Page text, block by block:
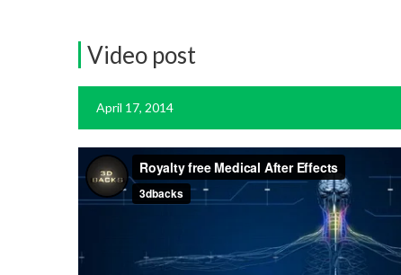
Video post
April 17, 2014